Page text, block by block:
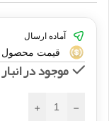
آماده ارسال
قیمت محصول
موجود در انبار
-
+